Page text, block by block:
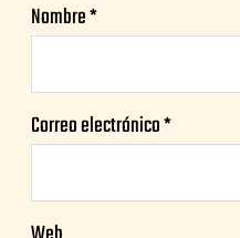
Nombre*
Correo electrónico*